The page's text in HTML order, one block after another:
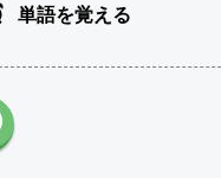
単語を覚える